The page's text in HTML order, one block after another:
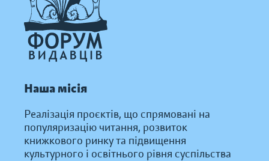
Наша місія
Реалізація проєктів, що спрямовані на
популяризацію читання, розвиток
книжкового ринку та підвищення
культурного і освітнього рівня суспільства